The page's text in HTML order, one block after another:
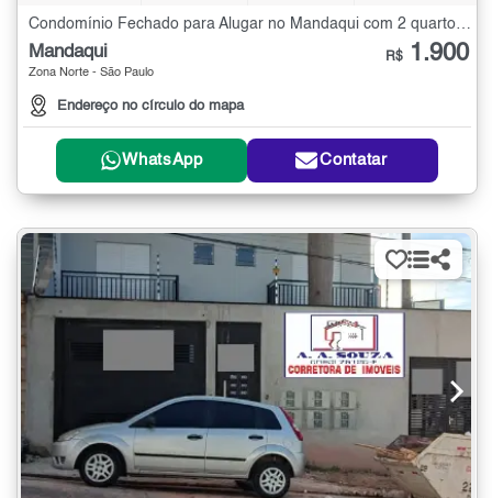
Condomínio Fechado para Alugar no Mandaqui com 2 quartos - 90 m²
Mandaqui
Zona Norte - São Paulo
Endereço no círculo do mapa
R$ 1.900
WhatsApp Contatar